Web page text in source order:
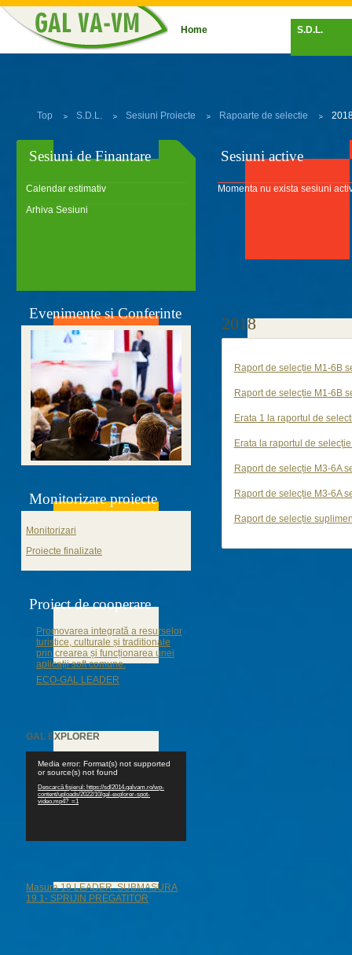
Home S.D.L.
Top S.D.L. Sesiuni Proiecte Rapoarte de selectie
Sesiuni de Finantare
Calendar estimativ
Arhiva Sesiuni
Sesiuni active
Momenta nu exista sesiuni
2018
Raport de selecție M1-6B
Raport de selecție M1-6B
Erata 1 la raportul de
Erata la raportul de
Raport de selecție M3-6A
Raport de selecție M3-6A
Raport de selecție
Evenimente si Conferinte
Monitorizare proiecte
Monitorizari
Proiecte finalizate
Proiect de cooperare
Promovarea integrată a resurselor
turistice, culturale și traditionale
prin crearea și funcționarea unei
aplicații soft comune.
ECO-GAL LEADER
GAL EXPLORER
videoMedia error: Format(s) not supported
or source(s) not found
Descarcă fișierul: https://sdl2014.galvam.ro/wp-
content/uploads/2022/10/gal-explorer-spot-
video.mp4?_=1
Masura 19 LEADER. SUBMASURA
19.1- SPRIJIN PREGATITOR